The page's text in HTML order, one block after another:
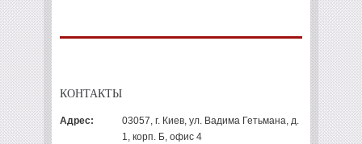
КОНТАКТЫ
Адрес:
03057, г. Киев, ул. Вадима Гетьмана, д.
1, корп. Б, офис 4